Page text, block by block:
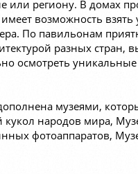
или региону. В домах
возможность взять
По павильонам
разных стран,
осмотреть
музеями,
народов мира,
фотоаппаратов,